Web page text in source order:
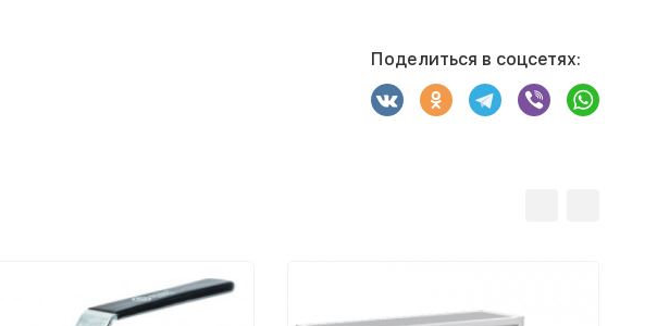
Поделиться в соцсетях: